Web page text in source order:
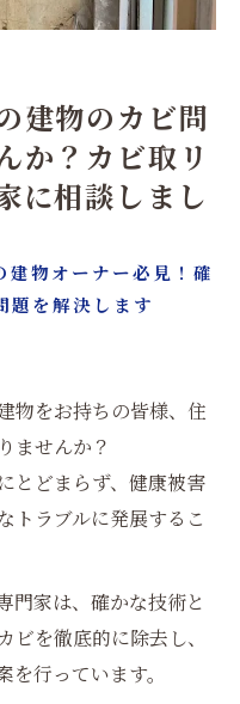
建物のカビ問
か？カビ取リ
に相談しまし
建物オーナー必見！確
題を解決します
物をお持ちの皆様、住
ませんか？
とどまらず、健康被害
トラブルに発展するこ
門家は、確かな技術と
を徹底的に除去し、
行っています。